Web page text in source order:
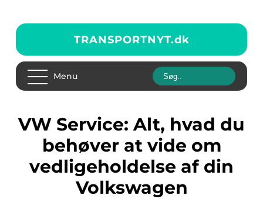
TRANSPORTNYT.dk
Menu
VW Service: Alt, hvad du
behøver at vide om
vedligeholdelse af din
Volkswagen